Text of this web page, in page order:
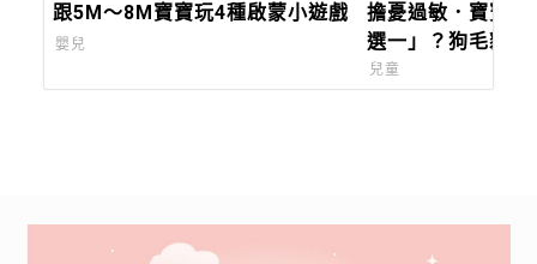
跟5M～8M寶寶玩4種啟蒙小遊戲
嬰兒
擔憂過敏．寶寶與
選一」？狗毛貓毛
原，真正的元兇是
兒童